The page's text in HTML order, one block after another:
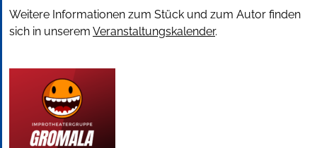
Weitere Informationen zum Stück und zum Autor finden
sich in unserem Veranstaltungskalender.